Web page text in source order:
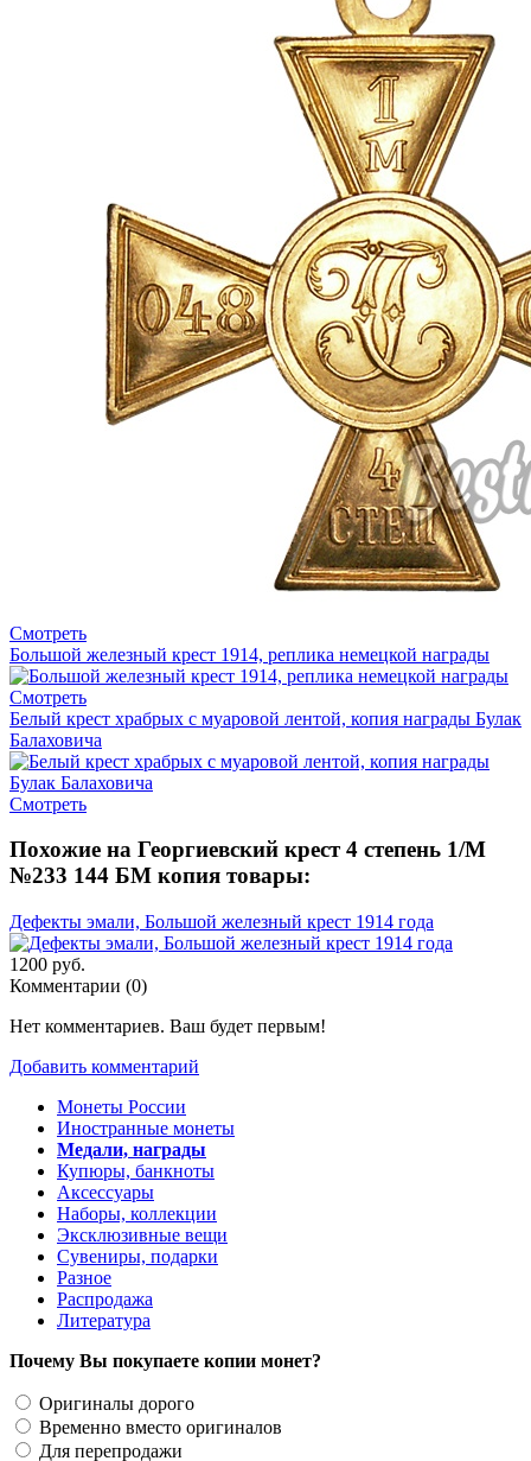
Смотреть
Большой железный крест 1914, реплика немецкой награды
Смотреть
Белый крест храбрых с муаровой лентой, копия награды Булак
Балаховича
Смотреть
Похожие на Георгиевский крест 4 степень 1/М
№233 144 БМ копия товары:
Дефекты эмали, Большой железный крест 1914 года
1200 руб.
Комментарии (0)
Нет комментариев. Ваш будет первым!
Добавить комментарий
Монеты России
Иностранные монеты
Медали, награды
Купюры, банкноты
Аксессуары
Наборы, коллекции
Эксклюзивные вещи
Сувениры, подарки
Разное
Распродажа
Литература
Почему Вы покупаете копии монет?
Оригиналы дорого
Временно вместо оригиналов
Для перепродажи